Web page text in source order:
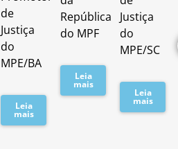
de
Justiça
do
MPE/BA
Leia
mais
República
do MPF
Leia
mais
Justiça
do
MPE/SC
Leia
mais